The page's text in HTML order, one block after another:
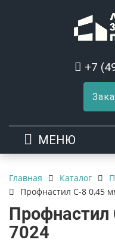
+7
МЕНЮ
Главная Каталог
Профнастил С-8 0,45
7024